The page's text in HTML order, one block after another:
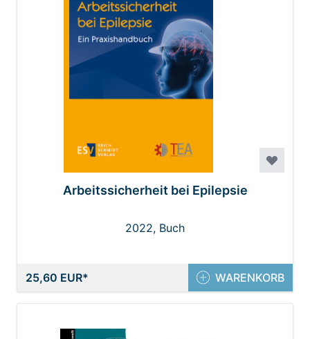
Arbeitssicherheit bei Epilepsie
2022, Buch
25,60 EUR WARENKORB